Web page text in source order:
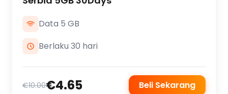
Data 5 GB
Berlaku 30 hari
€10.00€4.65 Beli Sekarang